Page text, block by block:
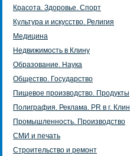
Красота. Здоровье. Спорт
Культура и искусство. Религия
Медицина
Недвижимость в Клину
Образование. Наука
Общество. Государство
Пищевое производство. Продукты
Полиграфия. Реклама. PR в г. Клин
Промышленность. Производство
СМИ и печать
Строительство и ремонт